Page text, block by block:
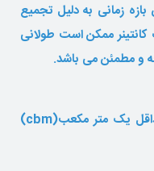
بازه زمانی به دلیل تجمیع
ممکن است طولانی
و مطمئن می باشد.
در روش حمل خرده بار باید حداقل یک متر مکعب(cbm)